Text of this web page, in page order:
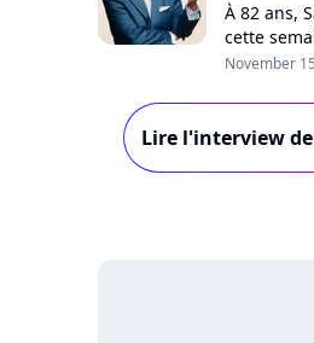
À 82 ans,
cette
baptisé
se confie
de santé,
November
Lire l'interview